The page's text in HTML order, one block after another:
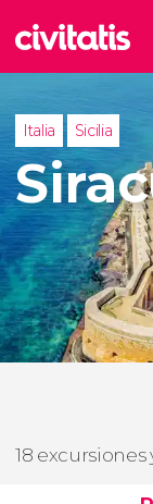
Italia Sicilia
18 excursiones